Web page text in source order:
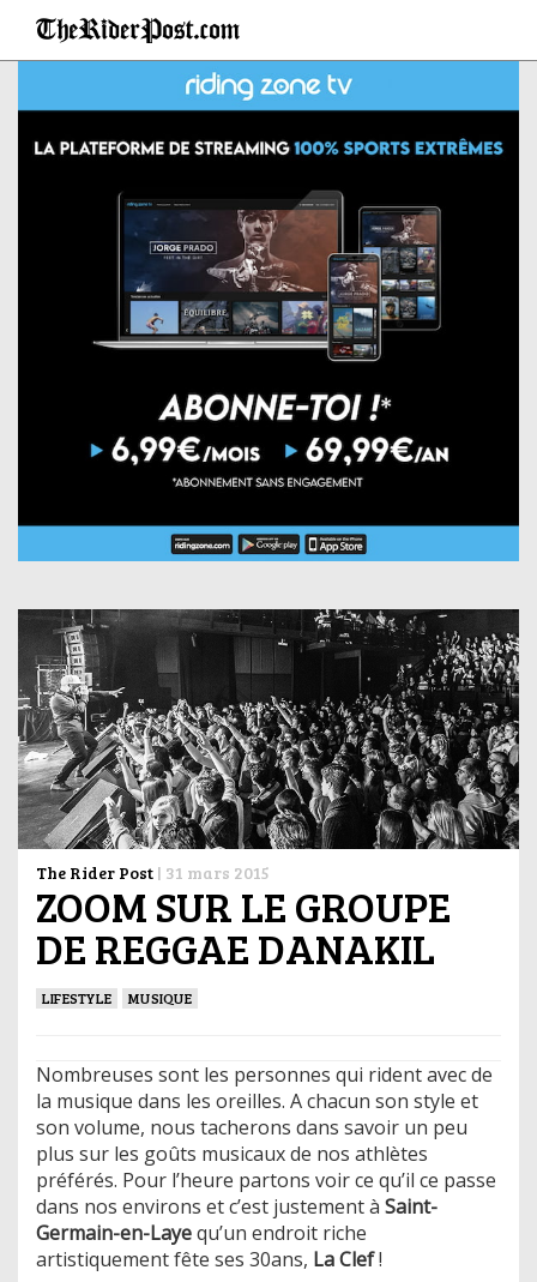
The Rider Post | 31 mars 2015
ZOOM SUR LE GROUPE
DE REGGAE DANAKIL
LIFESTYLE MUSIQUE
Nombreuses sont les personnes qui rident avec de
la musique dans les oreilles. A chacun son style et
son volume, nous tacherons dans savoir un peu
plus sur les goûts musicaux de nos athlètes
préférés. Pour l’heure partons voir ce qu’il ce passe
dans nos environs et c’est justement à Saint-
Germain-en-Layequ’un endroit riche
artistiquement fête ses 30ans, La Clef!